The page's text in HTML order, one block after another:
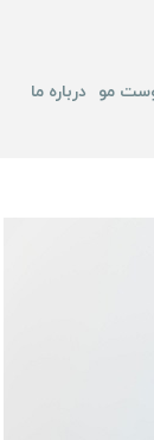
مو درباره ما